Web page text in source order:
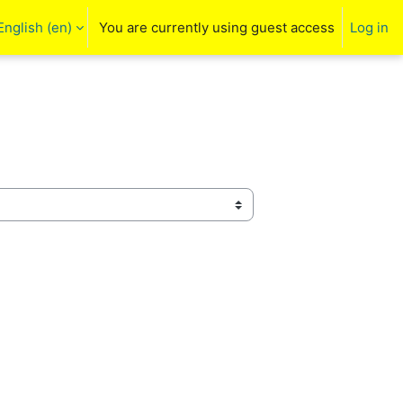
input
‎(en)‎ You are currently using guest access Log in